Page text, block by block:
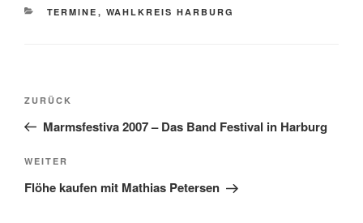
KATEGORIEN
TERMINE , WAHLKREIS HARBURG
Beitragsnavigation
Vorheriger
Beitrag
ZURÜCK
Marmsfestiva 2007 – Das Band Festival in Harburg
Nächster
Beitrag
WEITER
Flöhe kaufen mit Mathias Petersen